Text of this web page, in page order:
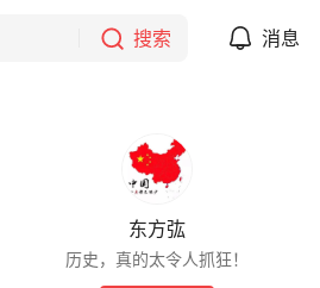
搜索 消息
东方㢬
历史，真的太令人抓狂！